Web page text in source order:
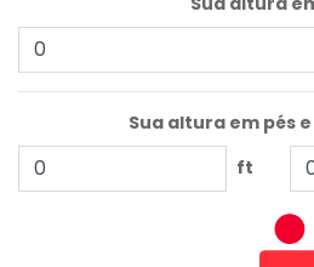
Sua altura em pés
ft